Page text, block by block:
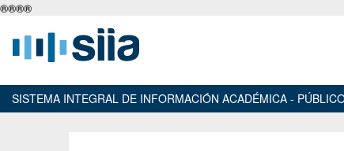
®®®®
SISTEMA INTEGRAL DE INFORMACIÓN ACADÉMICA -